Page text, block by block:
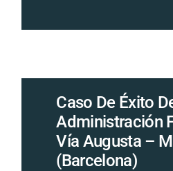
Caso De Éxito
Administración
Vía Augusta –
(Barcelona)